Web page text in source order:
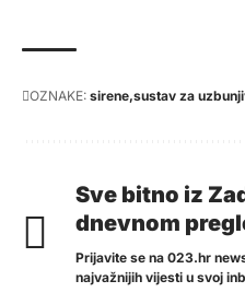
OZNAKE: sirene sustav za
Sve bitno iz
dnevnom
Prijavite se na 023.hr
najvažnijih vijesti u svoj